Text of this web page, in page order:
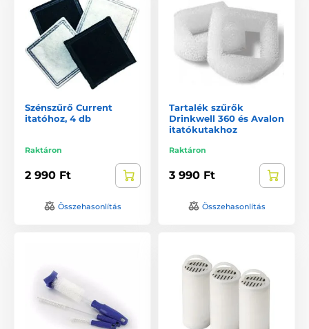
Szénszűrő Current
itatóhoz, 4 db
Raktáron
2 990 Ft
Összehasonlítás
Tartalék szűrők
Drinkwell 360 és Avalon
itatókutakhoz
Raktáron
3 990 Ft
Összehasonlítás